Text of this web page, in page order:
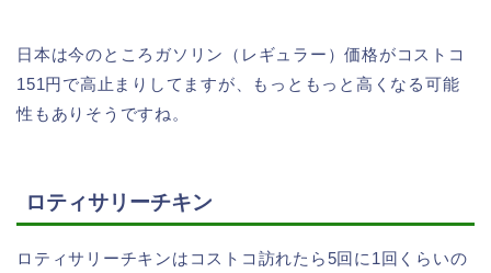
日本は今のところガソリン（レギュラー）価格がコストコ
151円で高止まりしてますが、もっともっと高くなる可能
性もありそうですね。
ロティサリーチキン
ロティサリーチキンはコストコ訪れたら5回に1回くらいの